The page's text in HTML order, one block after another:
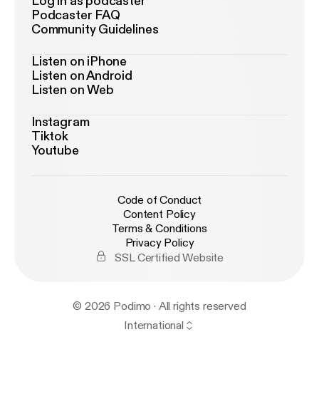
Podcaster FAQ
Community Guidelines
Listen on iPhone
Listen on Android
Listen on Web
Instagram
Tiktok
Youtube
Code of Conduct
Content Policy
Terms & Conditions
Privacy Policy
SSL Certified Website
© 2026 Podimo · All rights reserved
International